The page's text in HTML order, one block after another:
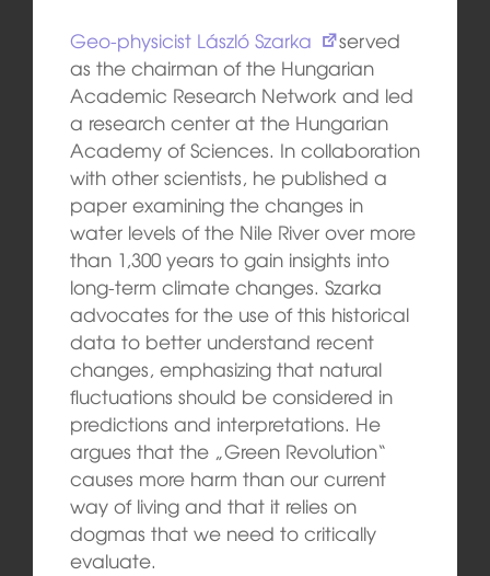
Geo-physicist László Szarka
served
as the chairman of the Hungarian
Academic Research Network and led
a research center at the Hungarian
Academy of Sciences. In collaboration
with other scientists, he published a
paper examining the changes in
water levels of the Nile River over more
than 1,300 years to gain insights into
long-term climate changes. Szarka
advocates for the use of this historical
data to better understand recent
changes, emphasizing that natural
fluctuations should be considered in
predictions and interpretations. He
argues that the „Green Revolution“
causes more harm than our current
way of living and that it relies on
dogmas that we need to critically
evaluate.